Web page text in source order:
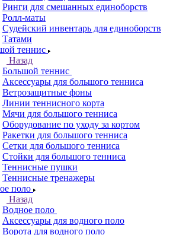
Ринги для смешанных единоборств
Ролл-маты
Судейский инвентарь для единоборств
Татами
теннис
Назад
Большой теннис
Аксессуары для большого тенниса
Ветрозащитные фоны
Линии теннисного корта
Мячи для большого тенниса
Оборудование по уходу за кортом
Ракетки для большого тенниса
Сетки для большого тенниса
Стойки для большого тенниса
Теннисные пушки
Теннисные тренажеры
поло
Назад
Водное поло
Аксессуары для водного поло
Ворота для водного поло